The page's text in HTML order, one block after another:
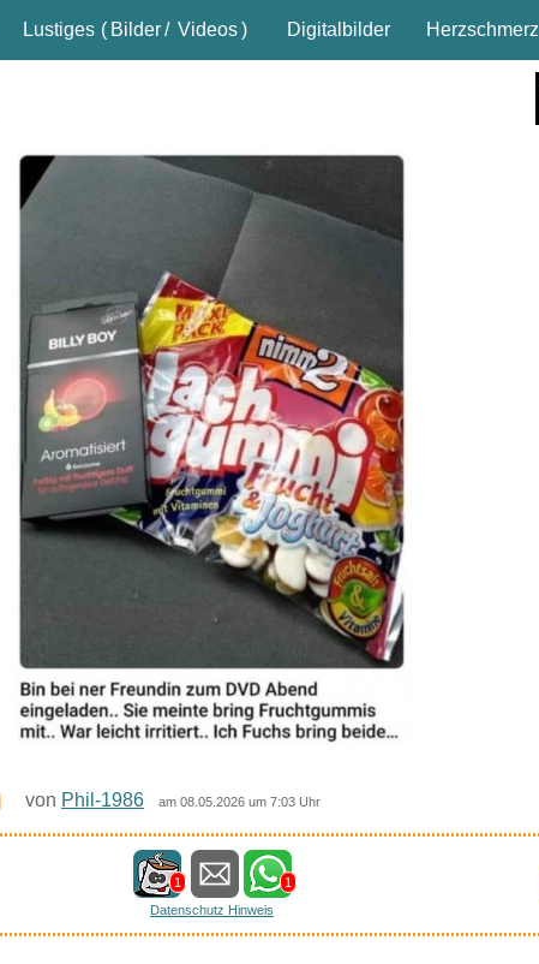
Lustiges ( Bilder/ Videos) Digitalbilder Herzschmerz
von Phil-1986 am 08.05.2026 um 7:03 Uhr
1
1
Datenschutz Hinweis